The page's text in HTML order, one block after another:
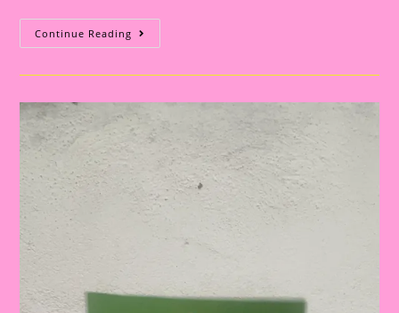
Continue Reading ATIVIDADE
PARA
DIA